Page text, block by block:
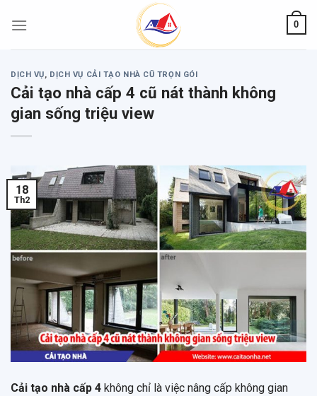
0
DỊCH VỤ, DỊCH VỤ CẢI TẠO NHÀ CŨ TRỌN GÓI
Cải tạo nhà cấp 4 cũ nát thành không
gian sống triệu view
18
Th2
Cải tạo nhà cấp 4 không chỉ là việc nâng cấp không gian